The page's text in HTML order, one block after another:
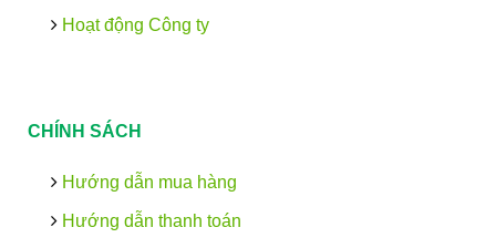
Hoạt động Công ty
CHÍNH SÁCH
Hướng dẫn mua hàng
Hướng dẫn thanh toán